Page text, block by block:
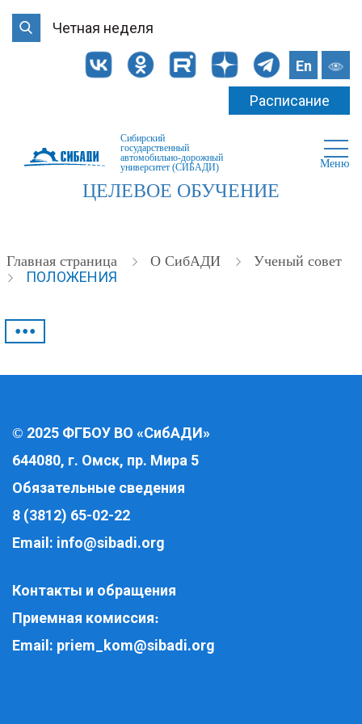
Четная неделя
En
Расписание
Сибирский
государственный
автомобильно-дорожный
университет (СИБАДИ)
Меню
ЦЕЛЕВОЕ ОБУЧЕНИЕ
Главная страница О СибАДИ Ученый совет
ПОЛОЖЕНИЯ
•••
© 2025 ФГБОУ ВО «СибАДИ»
644080, г. Омск, пр. Мира 5
Обязательные сведения
8 (3812) 65-02-22
Email: info@sibadi.org
Контакты и обращения
Приемная комиссия:
Email: priem_kom@sibadi.org